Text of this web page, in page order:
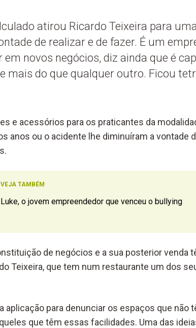
atirou Ricardo Teixeira para
de realizar e de fazer. É um
novos negócios, diz ainda que é
mais do que qualquer outro. Ficou
e acessórios para os praticantes da
anos ou o acidente lhe diminuíram a vontade
VEJA TAMBÉM
Luke, o jovem empreendedor que venceu o bullying
de negócios e a sua posterior venda
Teixeira, que tem num restaurante um dos
aplicação para denunciar os espaços que não
que têm essas facilidades. Uma das